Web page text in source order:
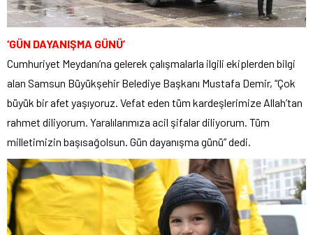
‘GÜN DAYANIŞMA GÜNÜ’
Cumhuriyet Meydanı’na gelerek çalışmalarla ilgili ekiplerden bilgi
alan Samsun Büyükşehir Belediye Başkanı Mustafa Demir, “Çok
büyük bir afet yaşıyoruz. Vefat eden tüm kardeşlerimize Allah’tan
rahmet diliyorum. Yaralılarımıza acil şifalar diliyorum. Tüm
milletimizin başısağolsun. Gün dayanışma günü” dedi.